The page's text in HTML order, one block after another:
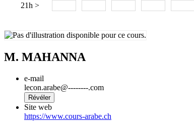
21h >
M. MAHANNA
e-mail
lecon.arabe@--------.com
Révéler
Site web
https://www.cours-arabe.ch